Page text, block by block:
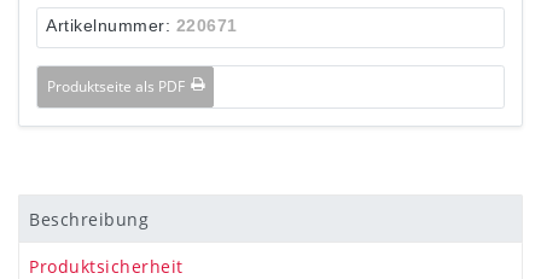
Artikelnummer: 220671
Produktseite als PDF
Beschreibung
Produktsicherheit